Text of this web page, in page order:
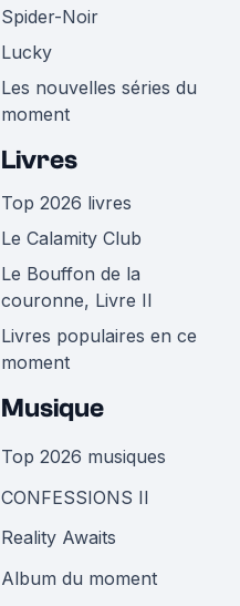
Spider-Noir
Lucky
Les nouvelles séries du
moment
Livres
Top 2026 livres
Le Calamity Club
Le Bouffon de la
couronne, Livre II
Livres populaires en ce
moment
Musique
Top 2026 musiques
CONFESSIONS II
Reality Awaits
Album du moment